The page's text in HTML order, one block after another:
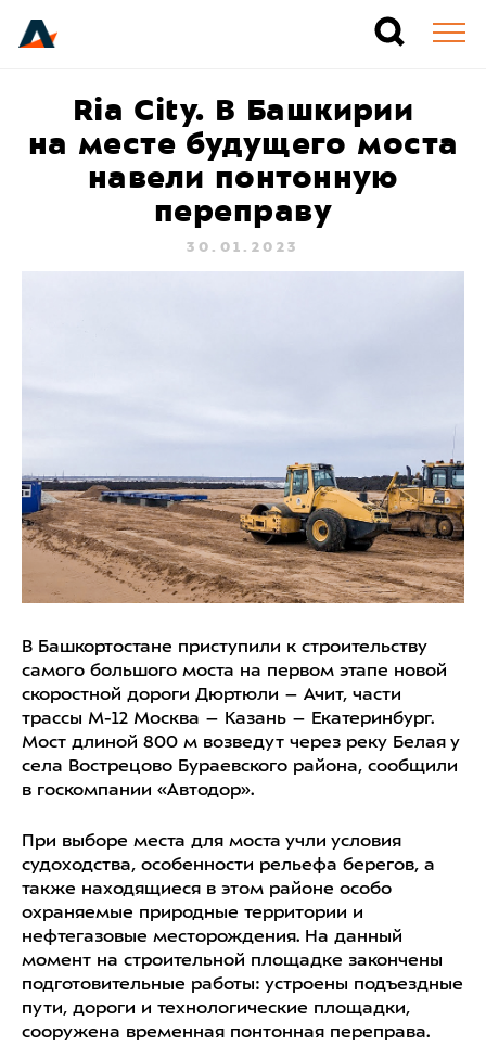
Ria City. В Башкирии
на месте будущего моста
навели понтонную
переправу
30.01.2023
В Башкортостане приступили к строительству
самого большого моста на первом этапе новой
скоростной дороги Дюртюли – Ачит, части
трассы М-12 Москва – Казань – Екатеринбург.
Мост длиной 800 м возведут через реку Белая у
села Вострецово Бураевского района, сообщили
в госкомпании «Автодор».
При выборе места для моста учли условия
судоходства, особенности рельефа берегов, а
также находящиеся в этом районе особо
охраняемые природные территории и
нефтегазовые месторождения. На данный
момент на строительной площадке закончены
подготовительные работы: устроены подъездные
пути, дороги и технологические площадки,
сооружена временная понтонная переправа.